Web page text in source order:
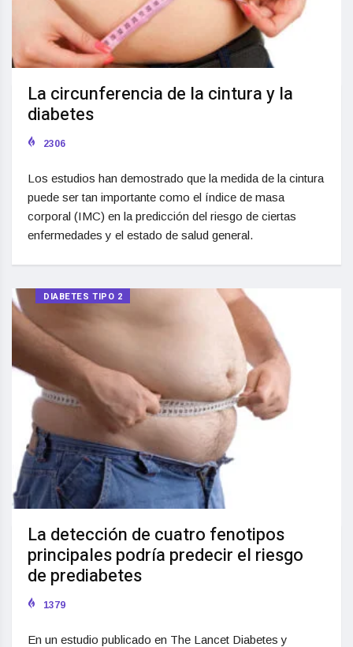
La circunferencia de la cintura y la
diabetes
2306
Los estudios han demostrado que la medida de la cintura
puede ser tan importante como el índice de masa
corporal (IMC) en la predicción del riesgo de ciertas
enfermedades y el estado de salud general.
DIABETES TIPO 2
La detección de cuatro fenotipos
principales podría predecir el riesgo
de prediabetes
1379
En un estudio publicado en The Lancet Diabetes y